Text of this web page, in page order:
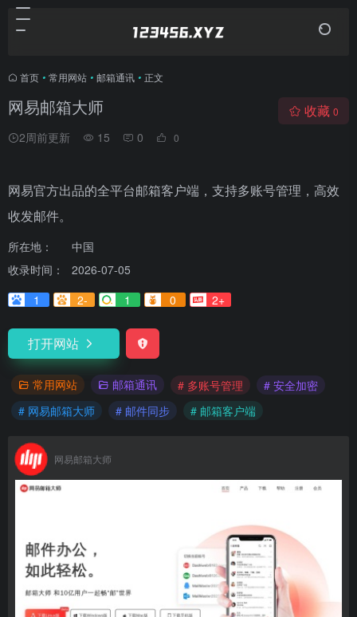
首页 • 常用网站 • 邮箱通讯 • 正文
网易邮箱大师
2周前更新 15 0 0
收藏 0
网易官方出品的全平台邮箱客户端，支持多账号管理，高效
收发邮件。
所在地：
中国
收录时间：
2026-07-05
1
2- 1 0 2+
打开网站
常用网站 邮箱通讯 # 多账号管理
# 安全加密
# 网易邮箱大师
# 邮件同步 # 邮箱客户端
网易邮箱大师